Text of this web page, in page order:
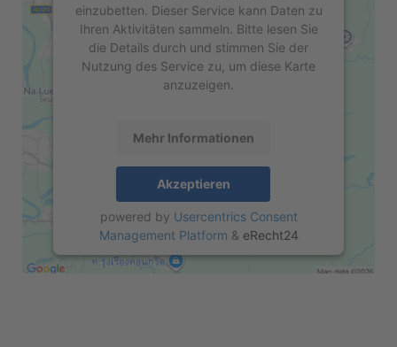
einzubetten. Dieser Service kann Daten zu
Ihren Aktivitäten sammeln. Bitte lesen Sie
die Details durch und stimmen Sie der
Nutzung des Service zu, um diese Karte
anzuzeigen.
Mehr Informationen
Akzeptieren
powered by Usercentrics Consent
Management Platform & eRecht24